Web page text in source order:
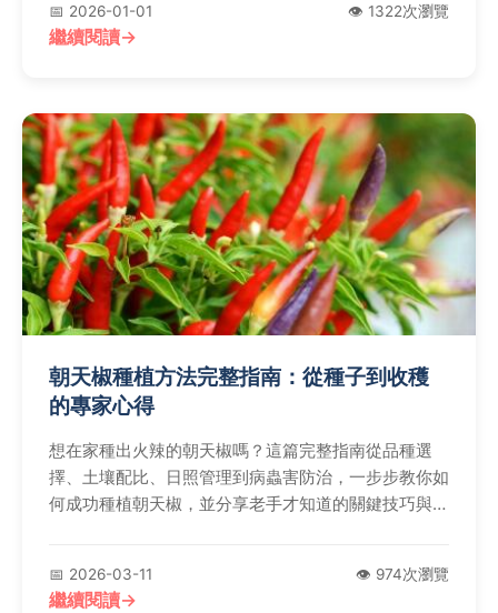
📅 2026-01-01 👁️ 1322次瀏覽
繼續閱讀
朝天椒種植方法完整指南：從種子到收穫
的專家心得
想在家種出火辣的朝天椒嗎？這篇完整指南從品種選
擇、土壤配比、日照管理到病蟲害防治，一步步教你如
何成功種植朝天椒，並分享老手才知道的關鍵技巧與常
📅 2026-03-11 👁️ 974次瀏覽
繼續閱讀